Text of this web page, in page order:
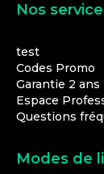
Nos
test
Codes Promo
Garantie 2 ans
Espace
Questions
Modes de